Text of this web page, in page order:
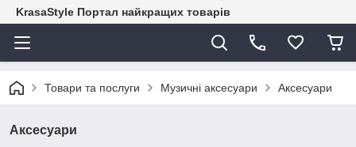
KrasaStyle Портал найкращих товарів
Товари та послуги Музичні аксесуари Аксесуари
Аксесуари